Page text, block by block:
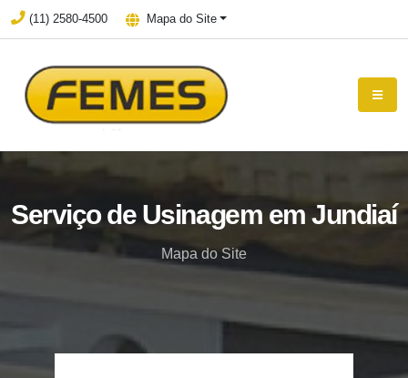
(11) 2580-4500 Mapa do Site
Serviço de Usinagem em Jundiaí
Mapa do Site